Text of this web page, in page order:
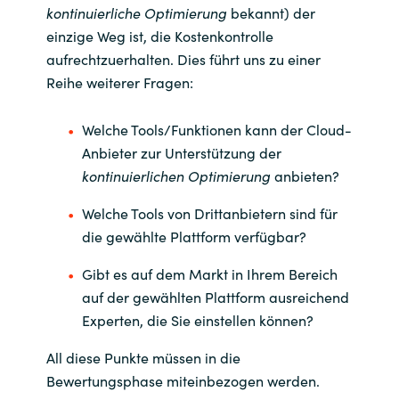
kontinuierliche Optimierung bekannt) der
einzige Weg ist, die Kostenkontrolle
aufrechtzuerhalten. Dies führt uns zu einer
Reihe weiterer Fragen:
Welche Tools/Funktionen kann der Cloud-
Anbieter zur Unterstützung der
kontinuierlichen Optimierung anbieten?
Welche Tools von Drittanbietern sind für
die gewählte Plattform verfügbar?
Gibt es auf dem Markt in Ihrem Bereich
auf der gewählten Plattform ausreichend
Experten, die Sie einstellen können?
All diese Punkte müssen in die
Bewertungsphase miteinbezogen werden.